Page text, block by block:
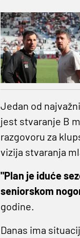
Jedan od
jest stvaranje B
razgovoru za
vizija stvaranja
"Plan je iduće
seniorskom
godine.
Danas ima